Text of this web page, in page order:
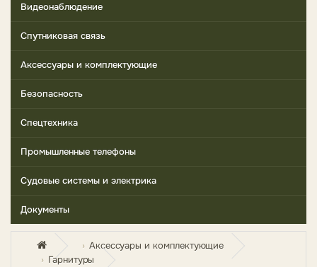
Видеонаблюдение
Спутниковая связь
Аксессуары и комплектующие
Безопасность
Спецтехника
Промышленные телефоны
Судовые системы и электрика
Документы
Аксессуары и комплектующие
Гарнитуры